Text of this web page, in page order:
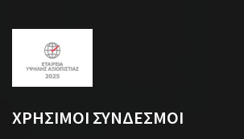
ΧΡΗΣΙΜΟΙ ΣΥΝΔΕΣΜΟΙ